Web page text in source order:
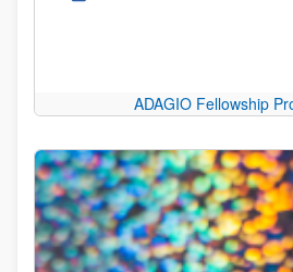
ADAGIO Fellowship